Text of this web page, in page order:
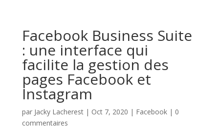
Facebook Business Suite
: une interface qui
facilite la gestion des
pages Facebook et
Instagram
par Jacky Lacherest| Oct 7, 2020 | Facebook| 0
commentaires